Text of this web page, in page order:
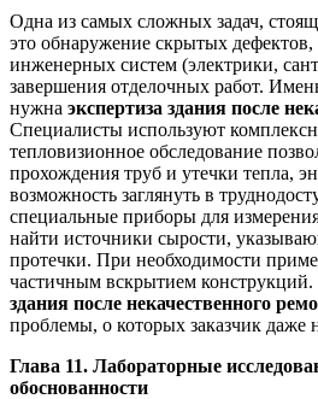
Одна из самых сложных задач,
это обнаружение скрытых
инженерных систем (электрики,
завершения отделочных работ.
нужна экспертиза здания после
Специалисты используют
тепловизионное обследование
прохождения труб и утечки тепла,
возможность заглянуть в
специальные приборы для
найти источники сырости,
протечки. При необходимости
частичным вскрытием конструкций.
здания после некачественного
проблемы, о которых заказчик даже
Глава 11. Лабораторные
обоснованности